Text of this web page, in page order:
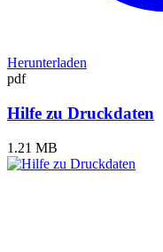
Herunterladen
pdf
Hilfe zu Druckdaten
1.21 MB